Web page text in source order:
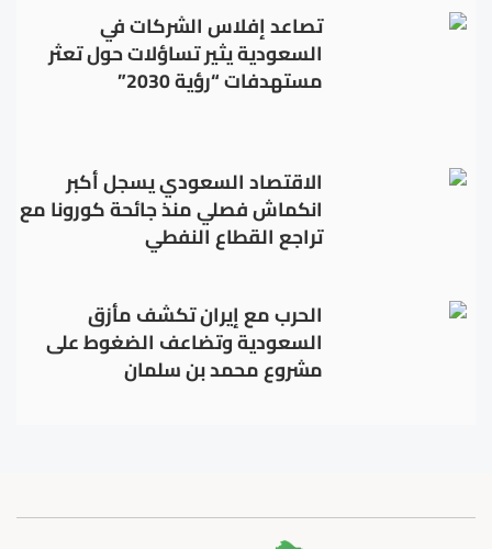
تصاعد إفلاس الشركات في
السعودية يثير تساؤلات حول تعثر
مستهدفات “رؤية 2030”
الاقتصاد السعودي يسجل أكبر
انكماش فصلي منذ جائحة كورونا مع
تراجع القطاع النفطي
الحرب مع إيران تكشف مأزق
السعودية وتضاعف الضغوط على
مشروع محمد بن سلمان